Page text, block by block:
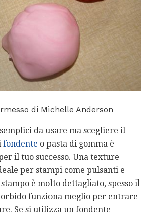
di Michelle Anderson
da usare ma scegliere il
fondente o pasta di gomma è
il tuo successo. Una texture
per stampi come pulsanti e
è molto dettagliato, spesso il
funziona meglio per entrare
Se si utilizza un fondente